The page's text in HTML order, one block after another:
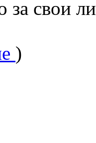
за свои
)